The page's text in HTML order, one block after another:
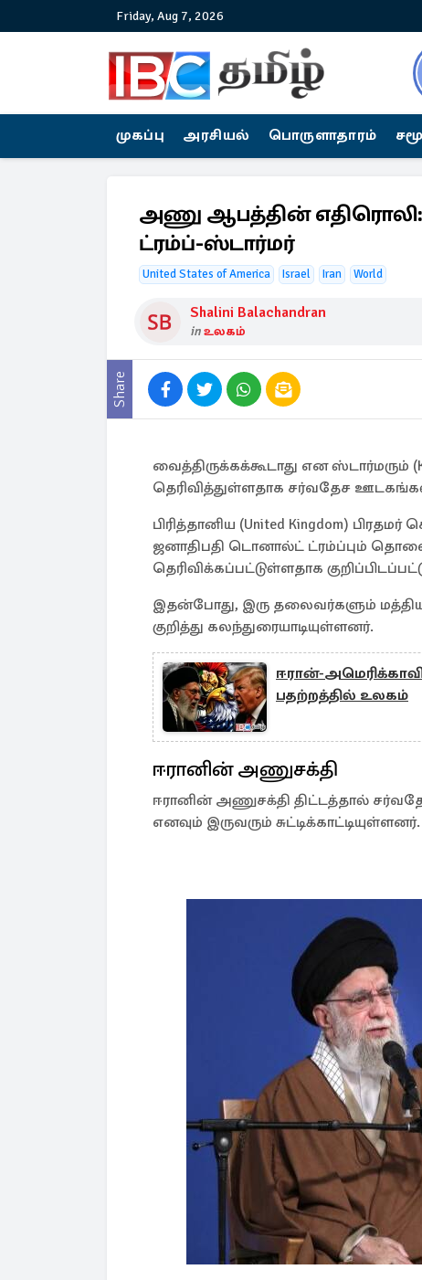
Friday, Aug 7, 2026
முகப்பு அரசியல் பொருளாதாரம்
அணு ஆபத்தின் எதிரொலி:
ட்ரம்ப்-ஸ்டார்மர்
United States of America Israel Iran World
Shalini Balachandran
inஉலகம்
Share
வைத்திருக்கக்கூடாது என ஸ்டார்மரும்
தெரிவித்துள்ளதாக சர்வதேச
பிரித்தானிய (United Kingdom)
ஜனாதிபதி டொனால்ட் ட்ரம்ப்பும்
தெரிவிக்கப்பட்டுள்ளதாக
இதன்போது, இரு தலைவர்களும்
குறித்து கலந்துரையாடியுள்ளனர்.
ஈரான்-
பதற்றத்தில் உலகம்
ஈரானின் அணுசக்தி
ஈரானின் அணுசக்தி திட்டத்தால்
எனவும் இருவரும் சுட்டிக்காட்டியுள்ளனர்.